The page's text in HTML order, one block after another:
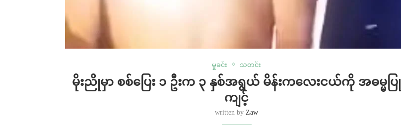
မှုခင်း သတင်း
မိုးညိုမှာ စစ်ပြေး ၁ ဦးက ၃ နှစ်အရွယ် မိန်းကလေးငယ်ကို အဓမ္မပြု
ကျင့်
written by Zaw